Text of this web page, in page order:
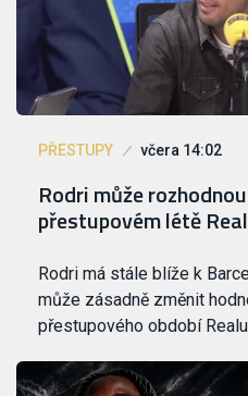
PŘESTUPY včera 14:02
Rodri může
přestupovém létě
Rodri má stále blíže k
může zásadně změnit
přestupového období